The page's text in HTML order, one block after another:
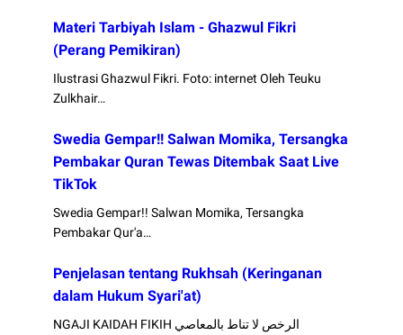
Materi Tarbiyah Islam - Ghazwul Fikri
(Perang Pemikiran)
Ilustrasi Ghazwul Fikri. Foto: internet Oleh Teuku
Zulkhair…
Swedia Gempar!! Salwan Momika, Tersangka
Pembakar Quran Tewas Ditembak Saat Live
TikTok
Swedia Gempar!! Salwan Momika, Tersangka
Pembakar Qur'a…
Penjelasan tentang Rukhsah (Keringanan
dalam Hukum Syari'at)
NGAJI KAIDAH FIKIH الرخص لا تناط بالمعاصي